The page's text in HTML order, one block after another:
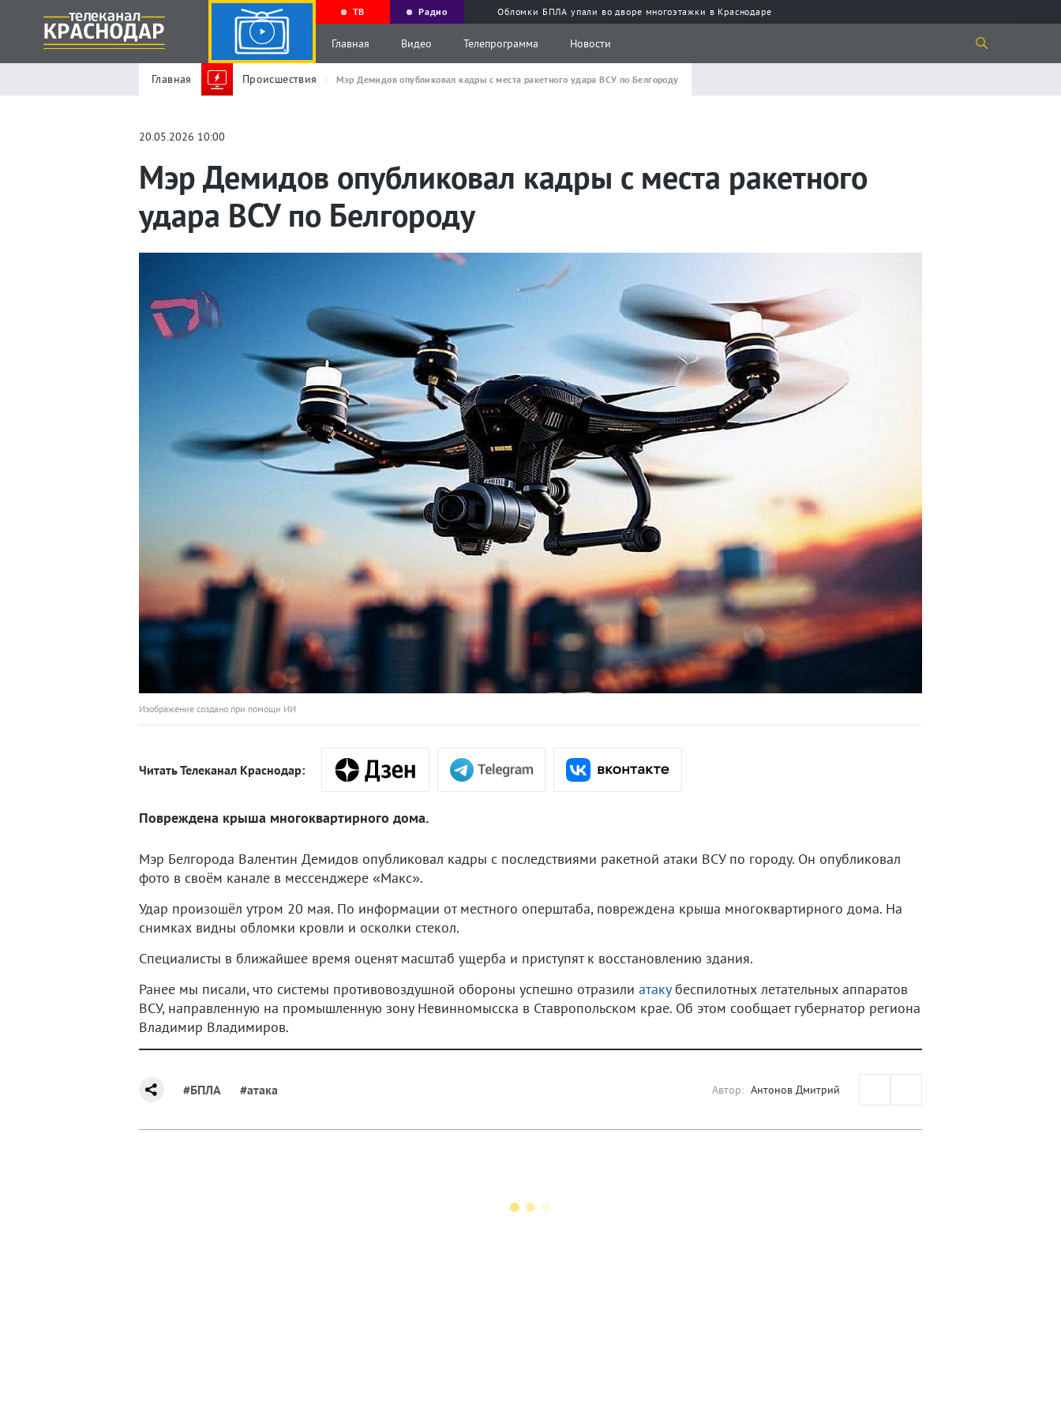
ТВ Радио Обломки БПЛА упали во дворе многоэтажки в Краснодаре
Главная Видео Телепрограмма Новости
Главная Происшествия Мэр Демидов опубликовал кадры с места ракетного удара ВСУ по Белгороду
20.05.2026 10:00
Мэр Демидов опубликовал кадры с места ракетного
удара ВСУ по Белгороду
Изображение создано при помощи ИИ
Читать Телеканал Краснодар:
Повреждена крыша многоквартирного дома.
Мэр Белгорода Валентин Демидов опубликовал кадры с последствиями ракетной атаки ВСУ по городу. Он опубликовал
фото в своём канале в мессенджере «Макс».
Удар произошёл утром 20 мая. По информации от местного оперштаба, повреждена крыша многоквартирного дома. На
снимках видны обломки кровли и осколки стекол.
Специалисты в ближайшее время оценят масштаб ущерба и приступят к восстановлению здания.
Ранее мы писали, что системы противовоздушной обороны успешно отразили атакубеспилотных летательных аппаратов
ВСУ, направленную на промышленную зону Невинномысска в Ставропольском крае. Об этом сообщает губернатор региона
Владимир Владимиров.
#БПЛА #атака Автор: Антонов Дмитрий